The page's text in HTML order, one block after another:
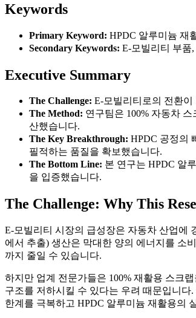
Keywords
Primary Keyword: HPDC 알루미늄 재
Secondary Keywords: E-모빌리티 부품
Executive Summary
The Challenge: E-모빌리티로의 전환
The Method: 연구팀은 100% 자동차
산했습니다.
The Key Breakthrough: HPDC 공정의
필적하는 품질을 확보했습니다.
The Bottom Line: 본 연구는 HPDC 알
을 입증했습니다.
The Challenge: Why This
E-모빌리티 시장의 급성장은 자동차 산업에
에서 추출) 생산은 막대한 양의 에너지를 소
까지 줄일 수 있습니다.
하지만 업계 전문가들은 100% 재활용 스크
구조를 저하시킬 수 있다는 우려 때문입니
한계를 극복하고 HPDC 알루미늄 재활용의